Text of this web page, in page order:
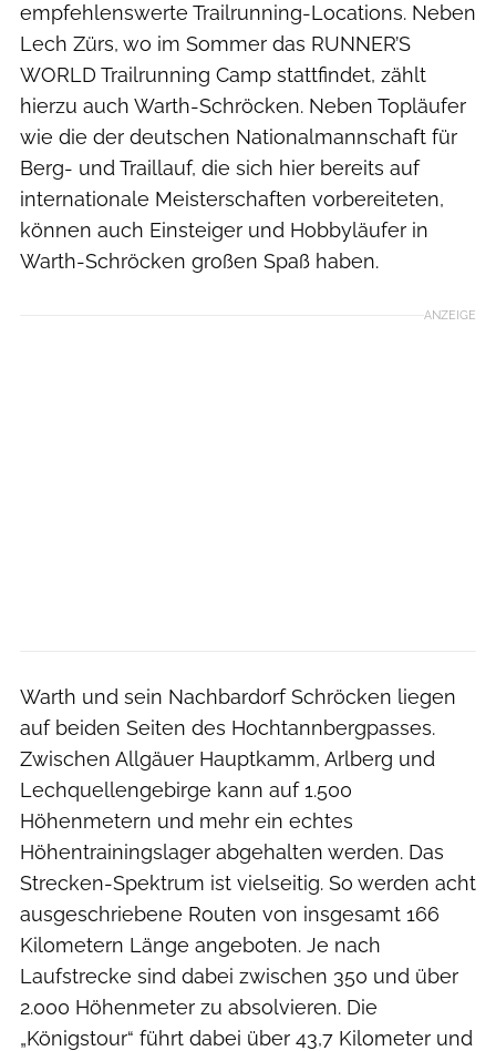
empfehlenswerte Trailrunning-Locations. Neben
Lech Zürs, wo im Sommer das RUNNER’S
WORLD Trailrunning Camp stattfindet, zählt
hierzu auch Warth-Schröcken. Neben Topläufer
wie die der deutschen Nationalmannschaft für
Berg- und Traillauf, die sich hier bereits auf
internationale Meisterschaften vorbereiteten,
können auch Einsteiger und Hobbyläufer in
Warth-Schröcken großen Spaß haben.
ANZEIGE
Warth und sein Nachbardorf Schröcken liegen
auf beiden Seiten des Hochtannbergpasses.
Zwischen Allgäuer Hauptkamm, Arlberg und
Lechquellengebirge kann auf 1.500
Höhenmetern und mehr ein echtes
Höhentrainingslager abgehalten werden. Das
Strecken-Spektrum ist vielseitig. So werden acht
ausgeschriebene Routen von insgesamt 166
Kilometern Länge angeboten. Je nach
Laufstrecke sind dabei zwischen 350 und über
2.000 Höhenmeter zu absolvieren. Die
„Königstour“ führt dabei über 43,7 Kilometer und